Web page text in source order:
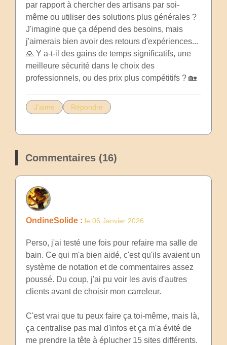
par rapport à chercher des artisans par soi-
même ou utiliser des solutions plus générales ?
J'imagine que ça dépend des besoins, mais
j'aimerais bien avoir des retours d'expériences...
🙏 Y a-t-il des gains de temps significatifs, une
meilleure sécurité dans le choix des
professionnels, ou des prix plus compétitifs ? 🏡
J'aime Répondre
Commentaires (16)
OndineSolide : le 06 Janvier 2026
Perso, j'ai testé une fois pour refaire ma salle de
bain. Ce qui m'a bien aidé, c'est qu'ils avaient un
système de notation et de commentaires assez
poussé. Du coup, j'ai pu voir les avis d'autres
clients avant de choisir mon carreleur.
C'est vrai que tu peux faire ça toi-même, mais là,
ça centralise pas mal d'infos et ça m'a évité de
me prendre la tête à éplucher 15 sites différents.